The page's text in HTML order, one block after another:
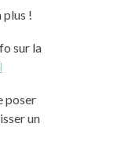
plus !
sur la
poser
un